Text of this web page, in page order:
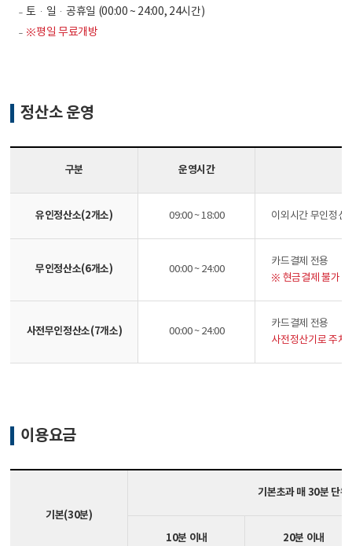
토·일·공휴일 (00:00 ~ 24:00, 24시간)
※평일 무료개방
정산소 운영
구분 운영시간
유인정산소(2개소) 09:00 ~ 18:00 이외시간 무인정산
무인정산소(6개소) 00:00 ~ 24:00
카드결제 전용
※ 현금결제 불가 /
사전무인정산소(7개소) 00:00 ~ 24:00
카드결제 전용
사전정산기로 주차
이용요금
기본(30분)
기본초과 매 30분 단위
10분 이내 20분 이내